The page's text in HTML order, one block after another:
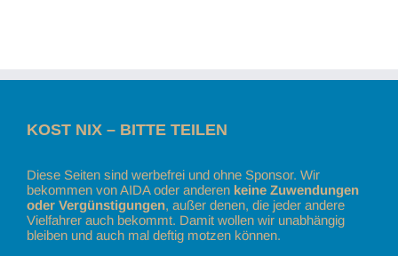
KOST NIX – BITTE TEILEN
Diese Seiten sind werbefrei und ohne Sponsor. Wir
bekommen von AIDA oder anderen keine Zuwendungen
oder Vergünstigungen, außer denen, die jeder andere
Vielfahrer auch bekommt. Damit wollen wir unabhängig
bleiben und auch mal deftig motzen können.